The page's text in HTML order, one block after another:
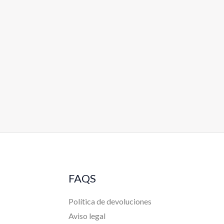
FAQS
Política de devoluciones
Aviso legal